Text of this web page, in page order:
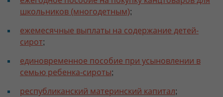
школьников (многодетным);
ежемесячные выплаты на содержание детей-
сирот;
единовременное пособие при усыновлении в
семью ребенка-сироты;
республиканский материнский капитал;